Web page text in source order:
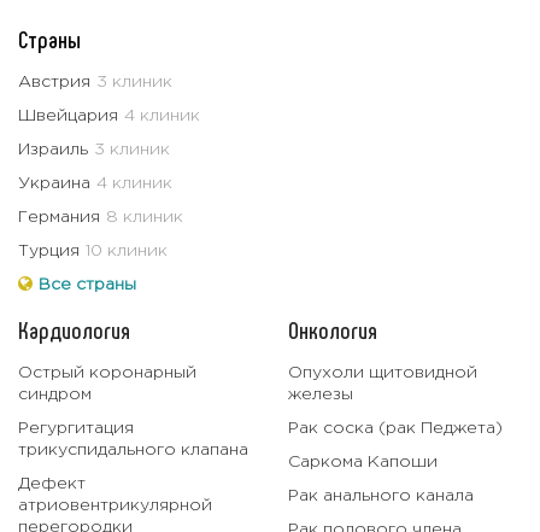
Страны
Австрия 3 клиник
Швейцария 4 клиник
Израиль 3 клиник
Украина 4 клиник
Германия 8 клиник
Турция 10 клиник
Все страны
Кардиология
Острый коронарный
синдром
Регургитация
трикуспидального клапана
Дефект
атриовентрикулярной
перегородки
Онкология
Опухоли щитовидной
железы
Рак соска (рак Педжета)
Саркома Капоши
Рак анального канала